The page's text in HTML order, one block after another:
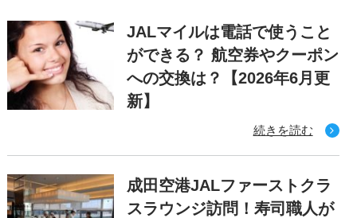
JALマイルは電話で使うこと
ができる？ 航空券やクーポン
への交換は？【2026年6月更
新】
続きを読む
成田空港JALファーストクラ
スラウンジ訪問！寿司職人が